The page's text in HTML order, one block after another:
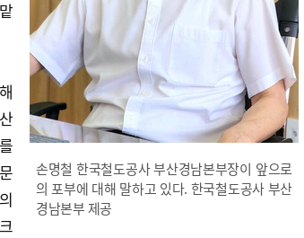
손명철 한국철도공사 부산경남본부장이 앞으로
의 포부에 대해 말하고 있다. 한국철도공사 부산
경남본부 제공